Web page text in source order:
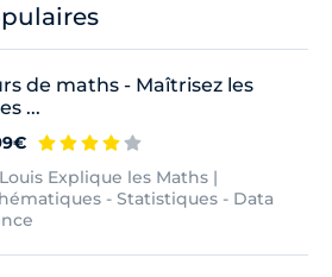
de maths - Maîtrisez les
...
Explique les Maths |
- Statistiques - Data